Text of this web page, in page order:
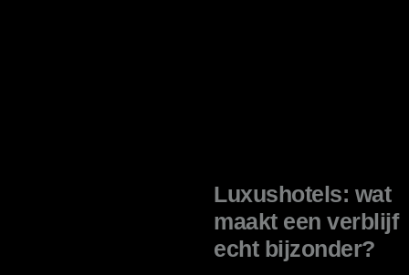
Luxushotels: wat
maakt een verblijf
echt bijzonder?